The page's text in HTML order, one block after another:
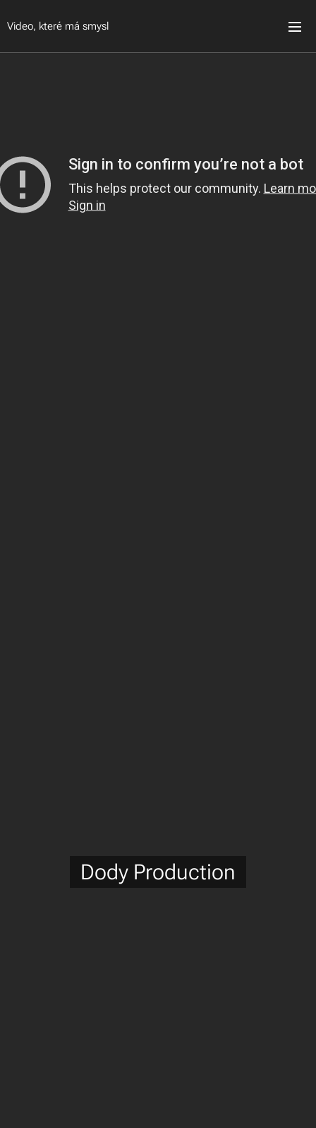
Video, které má smysl
Dody Production